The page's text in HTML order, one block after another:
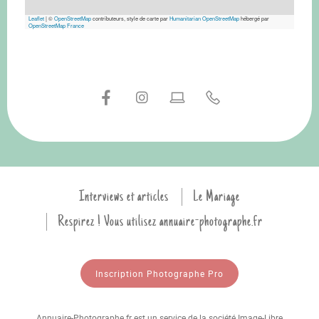
Leaflet|©OpenStreetMapcontributeurs, style de carte parHumanitarian OpenStreetMaphébergé par
OpenStreetMap France
Interviews et articles
Le Mariage
Respirez ! Vous utilisez annuaire-photographe.fr
Inscription Photographe Pro